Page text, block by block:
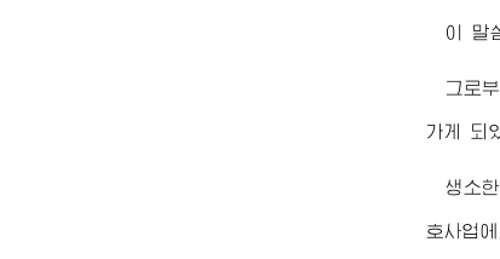
이 말
그로
가게 되
생소
호사업